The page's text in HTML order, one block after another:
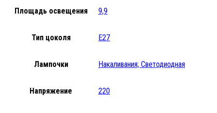
Площадь освещения 9,9
Тип цоколя E27
Лампочки Накаливания; Светодиодная
Напряжение 220